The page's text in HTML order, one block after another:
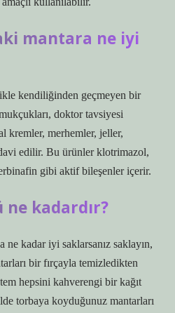
mantara ne iyi
kendiliğinden geçmeyen bir
doktor tavsiyesi
kremler, merhemler, jeller,
edilir. Bu ürünler klotrimazol,
gibi aktif bileşenler içerir.
kadardır?
ne kadar iyi saklarsanız saklayın,
bir fırçayla temizledikten
hepsini kahverengi bir kağıt
torbaya koyduğunuz mantarları